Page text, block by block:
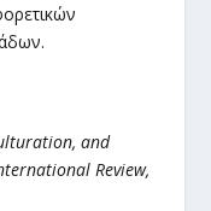
and
Review,